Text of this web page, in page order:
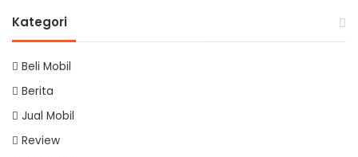
Kategori
Beli Mobil
Berita
Jual Mobil
Review